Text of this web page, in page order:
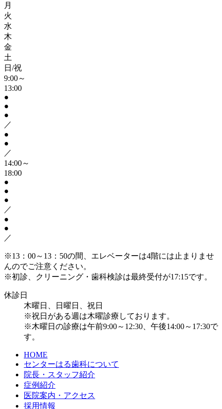
月
火
水
木
金
土
日/祝
9:00～
13:00
●
●
●
／
●
●
／
14:00～
18:00
●
●
●
／
●
●
／
※13：00～13：50の間、エレベーターは4階には止まりませ
んのでご注意ください。
※初診、クリーニング・歯科検診は最終受付が17:15です。
休診日
木曜日、日曜日、祝日
※祝日がある週は木曜診療しております。
※木曜日の診療は午前9:00～12:30、午後14:00～17:30で
す。
HOME
センターはる歯科について
院長・スタッフ紹介
症例紹介
医院案内・アクセス
採用情報